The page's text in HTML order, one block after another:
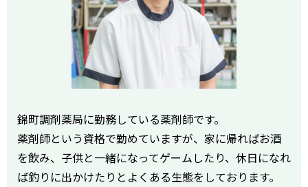
錦町調剤薬局に勤務している薬剤師です。
薬剤師という資格で勤めていますが、家に帰ればお酒
を飲み、子供と一緒になってゲームしたり、休日になれ
ば釣りに出かけたりとよくある生態をしております。